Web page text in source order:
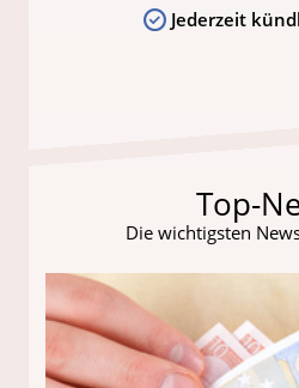
Jederzeit
Top-
Die wichtigsten